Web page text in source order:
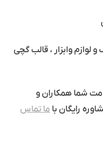
لوازم وابزار ، قالب گچی
شما همکاران و
رایگان با ما تماس